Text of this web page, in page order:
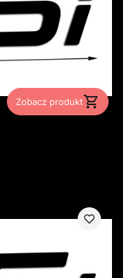
Zobacz produkt